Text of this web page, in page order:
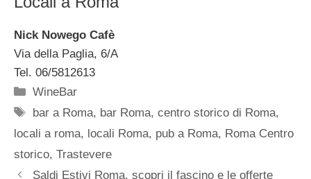
Nick Nowego Cafè
Via della Paglia, 6/A
Tel. 06/5812613
Categorie
WineBar
Tag
bar a Roma, bar Roma,centro storico di Roma,
locali a roma, locali Roma, pub a Roma, Roma Centro
storico, Trastevere
Saldi Estivi Roma, scopri il fascino e le offerte